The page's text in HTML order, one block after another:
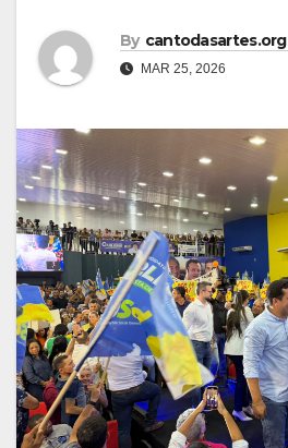
By cantodasartes.org
MAR 25, 2026